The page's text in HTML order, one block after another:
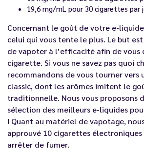
19,6 mg/mL pour 30 cigarettes par
Concernant le goût de votre e-
celui qui vous tente le plus. Le but
de vapoter à l’efficacité afin de vous
cigarette. Si vous ne savez pas quoi
recommandons de vous tourner vers
classic, dont les arômes imitent le
traditionnelle. Nous vous proposons
sélection des meilleurs e-liquides
! Quant au matériel de vapotage,
approuvé 10 cigarettes
arrêter de fumer.